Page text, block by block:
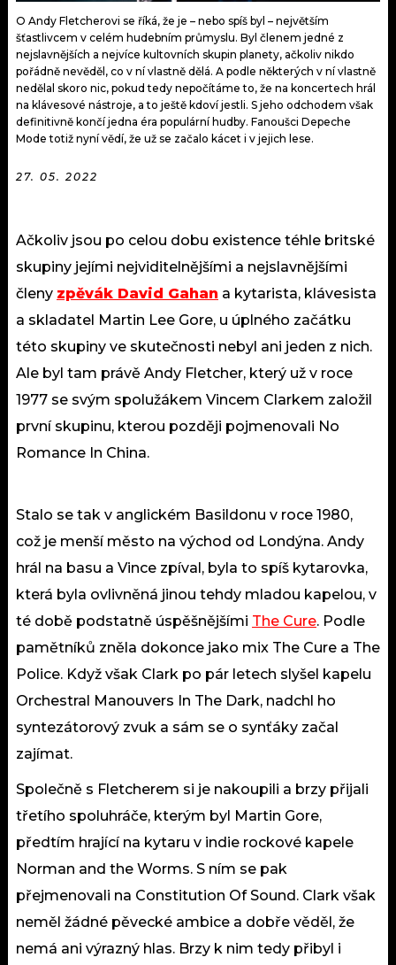
OSTATNÍ
O Andy Fletcherovi se říká, že je – nebo spíš byl – největším
šťastlivcem v celém hudebním průmyslu. Byl členem jedné z
nejslavnějších a nejvíce kultovních skupin planety, ačkoliv nikdo
pořádně nevěděl, co v ní vlastně dělá. A podle některých v ní vlastně
nedělal skoro nic, pokud tedy nepočítáme to, že na koncertech hrál
na klávesové nástroje, a to ještě kdoví jestli. S jeho odchodem však
definitivně končí jedna éra populární hudby. Fanoušci Depeche
Mode totiž nyní vědí, že už se začalo kácet i v jejich lese.
27. 05. 2022
Ačkoliv jsou po celou dobu existence téhle britské
skupiny jejími nejviditelnějšími a nejslavnějšími
členy zpěvák David Gahan a kytarista, klávesista
a skladatel Martin Lee Gore, u úplného začátku
této skupiny ve skutečnosti nebyl ani jeden z nich.
Ale byl tam právě Andy Fletcher, který už v roce
1977 se svým spolužákem Vincem Clarkem založil
první skupinu, kterou později pojmenovali No
Romance In China.
Stalo se tak v anglickém Basildonu v roce 1980,
což je menší město na východ od Londýna. Andy
hrál na basu a Vince zpíval, byla to spíš kytarovka,
která byla ovlivněná jinou tehdy mladou kapelou, v
té době podstatně úspěšnějšími The Cure. Podle
pamětníků zněla dokonce jako mix The Cure a The
Police. Když však Clark po pár letech slyšel kapelu
Orchestral Manouvers In The Dark, nadchl ho
syntezátorový zvuk a sám se o synťáky začal
zajímat.
Společně s Fletcherem si je nakoupili a brzy přijali
třetího spoluhráče, kterým byl Martin Gore,
předtím hrající na kytaru v indie rockové kapele
Norman and the Worms. S ním se pak
přejmenovali na Constitution Of Sound. Clark však
neměl žádné pěvecké ambice a dobře věděl, že
nemá ani výrazný hlas. Brzy k nim tedy přibyl i